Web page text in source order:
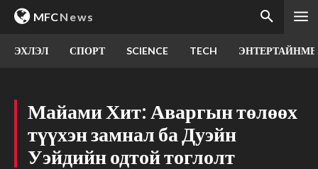
MFCNews
ЭХЛЭЛ СПОРТ SCIENCE TECH
Майами Хит: Аваргын төлөөх
түүхэн замнал ба Дуэйн
Уэйдийн одтой тоглолт